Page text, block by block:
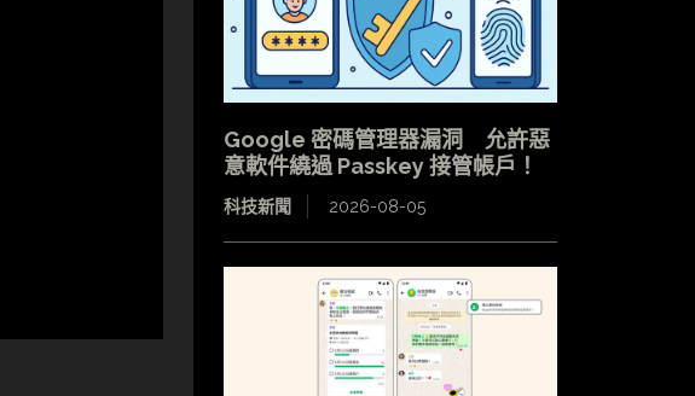
Google 密碼管理器漏洞 允許惡
意軟件繞過 Passkey 接管帳戶！
科技新聞 2026-08-05